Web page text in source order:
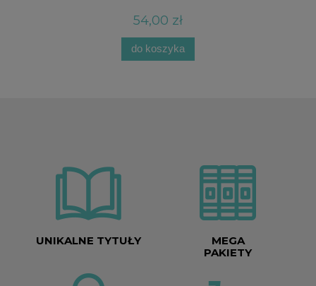
54,00 zł
do koszyka
UNIKALNE TYTUŁY
MEGA
PAKIETY